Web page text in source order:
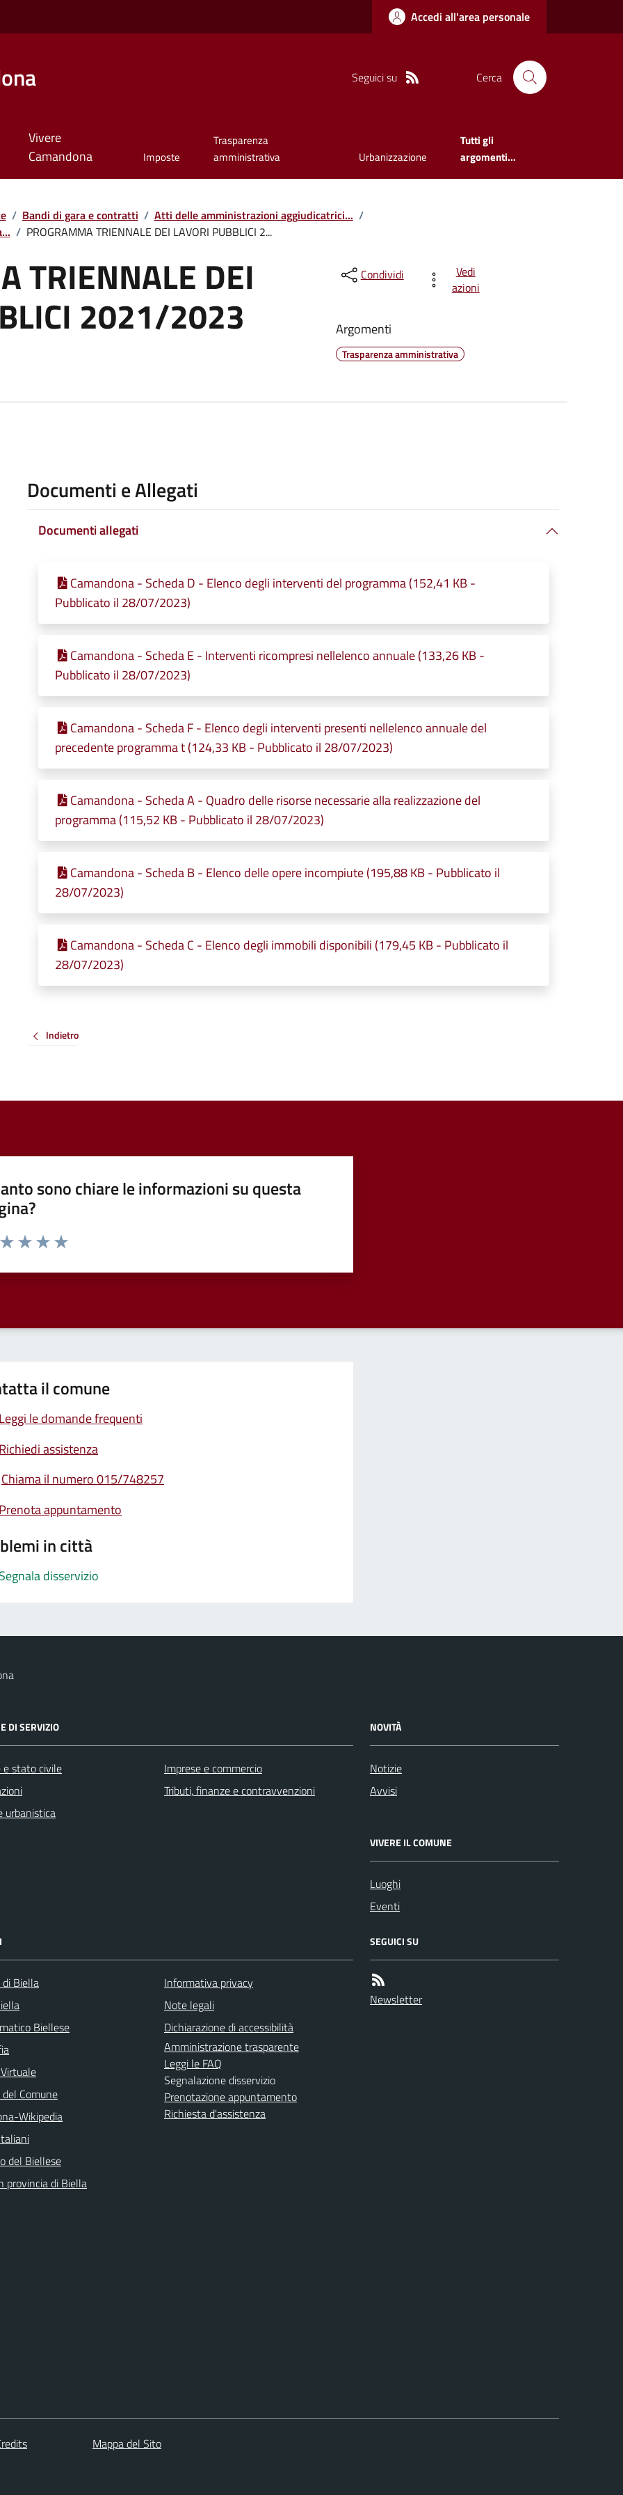
Accedi all'area personale
Seguici su Cerca
Vivere
Camandona
Imposte
Trasparenza
amministrativa
Urbanizzazione
Tutti gli
argomenti...
/ Bandi di gara e contratti / Atti delle amministrazioni aggiudicatrici... /
/ PROGRAMMA TRIENNALE DEI LAVORI PUBBLICI 2...
TRIENNALE DEI
2021/2023
Condividi
Vedi
azioni
Argomenti
Trasparenza amministrativa
Documenti e Allegati
Documenti allegati
Camandona - Scheda D - Elenco degli interventi del programma (152,41 KB -
Pubblicato il 28/07/2023)
Camandona - Scheda E - Interventi ricompresi nellelenco annuale (133,26 KB -
Pubblicato il 28/07/2023)
Camandona - Scheda F - Elenco degli interventi presenti nellelenco annuale del
precedente programma t (124,33 KB - Pubblicato il 28/07/2023)
Camandona - Scheda A - Quadro delle risorse necessarie alla realizzazione del
programma (115,52 KB - Pubblicato il 28/07/2023)
Camandona - Scheda B - Elenco delle opere incompiute (195,88 KB - Pubblicato il
28/07/2023)
Camandona - Scheda C - Elenco degli immobili disponibili (179,45 KB - Pubblicato il
28/07/2023)
Indietro
sono chiare le informazioni su questa
da 1 a 5 stelle la pagina
il comune
Leggi le domande frequenti
Richiedi assistenza
Chiama il numero 015/748257
Prenota appuntamento
in città
Segnala disservizio
DI SERVIZIO
e stato civile
urbanistica
Imprese e commercio
Tributi, finanze e contravvenzioni
NOVITÀ
Notizie
Avvisi
VIVERE IL COMUNE
Luoghi
Eventi
Biella
Biellese
Comune
Wikipedia
del Biellese
provincia di Biella
Informativa privacy
Note legali
Dichiarazione di accessibilità
Amministrazione trasparente
Leggi le FAQ
Segnalazione disservizio
Prenotazione appuntamento
Richiesta d'assistenza
SEGUICI SU
Newsletter
Mappa del Sito